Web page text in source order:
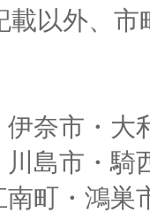
以外、市
伊奈市・
川島市・
町・鴻